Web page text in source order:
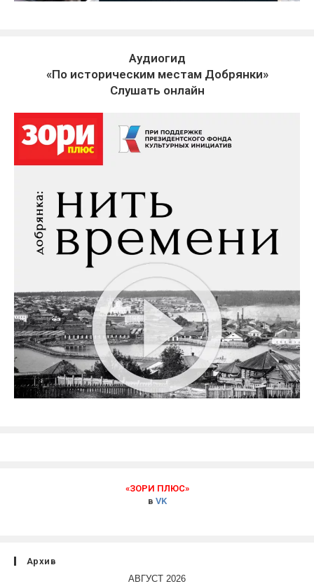
Аудиогид
«По историческим местам Добрянки»
Слушать онлайн
«ЗОРИ ПЛЮС»
в VK
Архив
АВГУСТ 2026